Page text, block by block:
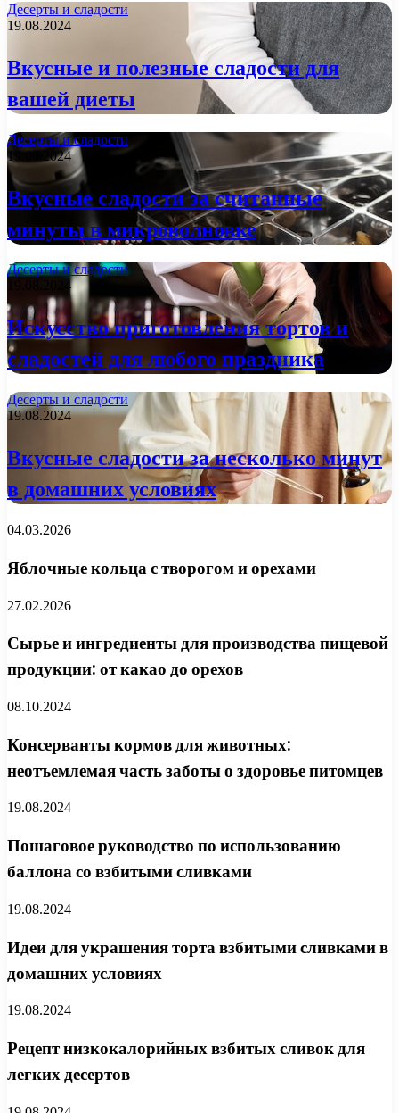
Десерты и сладости
19.08.2024
Вкусные и полезные сладости для
вашей диеты
Десерты и сладости
19.08.2024
Вкусные сладости за считанные
минуты в микроволновке
Десерты и сладости
19.08.2024
Искусство приготовления тортов и
сладостей для любого праздника
Десерты и сладости
19.08.2024
Вкусные сладости за несколько минут
в домашних условиях
04.03.2026
Яблочные кольца с творогом и орехами
27.02.2026
Сырье и ингредиенты для производства пищевой
продукции: от какао до орехов
08.10.2024
Консерванты кормов для животных:
неотъемлемая часть заботы о здоровье питомцев
19.08.2024
Пошаговое руководство по использованию
баллона со взбитыми сливками
19.08.2024
Идеи для украшения торта взбитыми сливками в
домашних условиях
19.08.2024
Рецепт низкокалорийных взбитых сливок для
легких десертов